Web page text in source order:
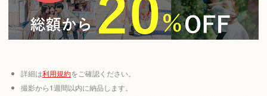
詳細は利用規約をご確認ください。
撮影から1週間以内に納品します。